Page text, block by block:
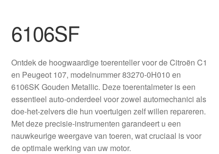
Betalingen
Contact
Kassa
Klachten
Klachtenprocedure
6106SF
Ontdek de hoogwaardige toerenteller voor de Citroën C1
en Peugeot 107, modelnummer 83270-0H010 en
6106SK Gouden Metallic. Deze toerentalmeter is een
essentieel auto-onderdeel voor zowel automechanici als
doe-het-zelvers die hun voertuigen zelf willen repareren.
Met deze precisie-instrumenten garandeert u een
nauwkeurige weergave van toeren, wat cruciaal is voor
de optimale werking van uw motor.